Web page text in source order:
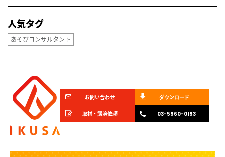
人気タグ
あそびコンサルタント
お問い合わせ ダウンロード
取材・講演依頼 03-5960-0193